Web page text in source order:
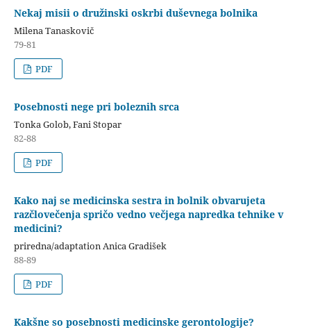
Nekaj misii o družinski oskrbi duševnega bolnika
Milena Tanaskovič
79-81
PDF
Posebnosti nege pri boleznih srca
Tonka Golob, Fani Stopar
82-88
PDF
Kako naj se medicinska sestra in bolnik obvarujeta
razčlovečenja spričo vedno večjega napredka tehnike v
medicini?
priredna/adaptation Anica Gradišek
88-89
PDF
Kakšne so posebnosti medicinske gerontologije?